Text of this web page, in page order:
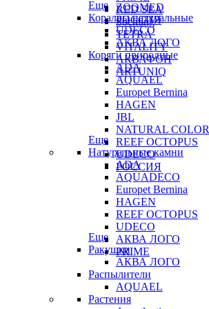
RED SEA
Sochting
TETRA
VITALITY
АКВАФОН
ARTUNIQ
ZOOMED
РОССИЯ
Еще
Кораллы натуральные
UDECO
АКВА ЛОГО
Коряги природные
ADA
AQUAEL
Europet Bernina
HAGEN
JBL
NATURAL COLOR
REEF OCTOPUS
UDECO
РОССИЯ
Еще
Натуральные камни
ADA
AQUADECO
Europet Bernina
HAGEN
REEF OCTOPUS
UDECO
АКВА ЛОГО
PRIME
Еще
Ракушки
АКВА ЛОГО
Распылители
AQUAEL
Растения